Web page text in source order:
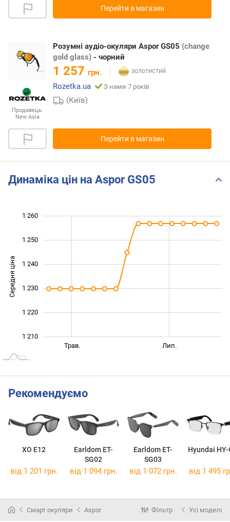
Перейти в магазин
Продавець:
New Asia
Розумні аудіо-окуляри Aspor GS05 (change
gold glass) - чорний
1 257 грн.
Rozetka.ua
З нами 7 років
(Київ)
Перейти в магазин
Динаміка цін на Aspor GS05
Середня ціна
1 210
1 220
1 230
1 240
1 250
1 260
Трав. Лип.
Рекомендуємо
XO E12
Earldom ET-
SG02
Earldom ET-
SG03
Hyundai HY-
від 1 201 грн. від 1 094 грн. від 1 072 грн. від 1 495
Смарт окуляри Aspor Фільтр Усі моделі